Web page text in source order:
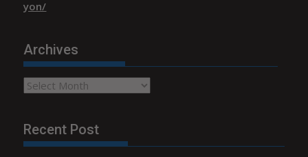
yon/
Archives
Archives
Recent Post